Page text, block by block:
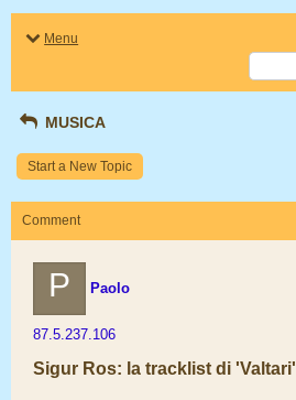
Menu
MUSICA
Start a New Topic
Comment
P Paolo
87.5.237.106
Sigur Ros: la tracklist di 'Valtari'